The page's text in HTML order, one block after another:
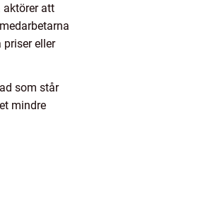
aktörer att
eller
som står
mindre